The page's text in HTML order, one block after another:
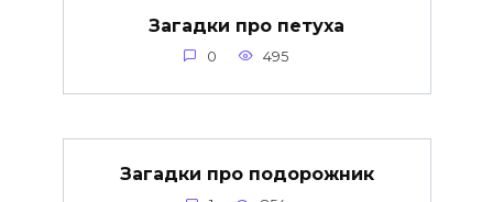
Загадки про петуха
0 495
Загадки про подорожник